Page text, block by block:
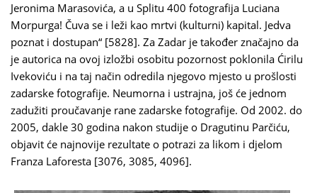
Jeronima Marasovića, a u Splitu 400 fotografija Luciana
Morpurga! Čuva se i leži kao mrtvi (kulturni) kapital. Jedva
poznat i dostupan“ [5828]. Za Zadar je također značajno da
je autorica na ovoj izložbi osobitu pozornost poklonila Ćirilu
Ivekoviću i na taj način odredila njegovo mjesto u prošlosti
zadarske fotografije. Neumorna i ustrajna, još će jednom
zadužiti proučavanje rane zadarske fotografije. Od 2002. do
2005, dakle 30 godina nakon studije o Dragutinu Parčiću,
objavit će najnovije rezultate o potrazi za likom i djelom
Franza Laforesta [3076, 3085, 4096].